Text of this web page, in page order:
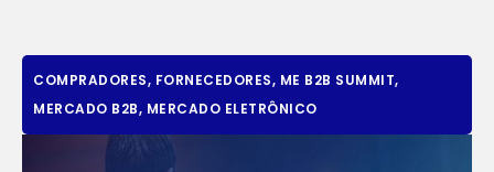
COMPRADORES, FORNECEDORES, ME B2B SUMMIT,
MERCADO B2B, MERCADO ELETRÔNICO